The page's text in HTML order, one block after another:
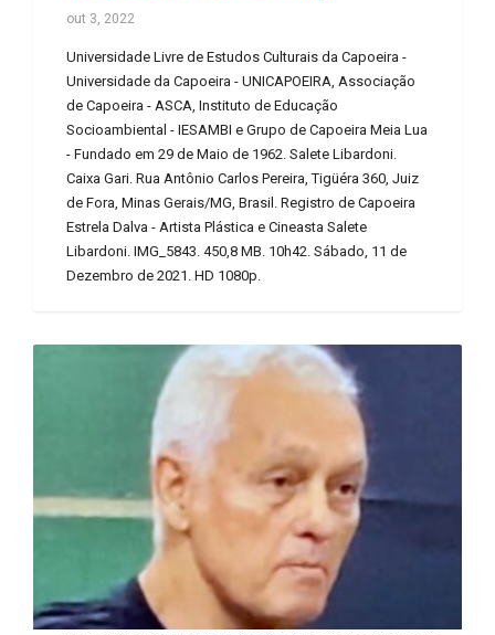
out 3, 2022
Universidade Livre de Estudos Culturais da Capoeira -
Universidade da Capoeira - UNICAPOEIRA, Associação
de Capoeira - ASCA, Instituto de Educação
Socioambiental - IESAMBI e Grupo de Capoeira Meia Lua
- Fundado em 29 de Maio de 1962. Salete Libardoni.
Caixa Gari. Rua Antônio Carlos Pereira, Tigüéra 360, Juiz
de Fora, Minas Gerais/MG, Brasil. Registro de Capoeira
Estrela Dalva - Artista Plástica e Cineasta Salete
Libardoni. IMG_5843. 450,8 MB. 10h42. Sábado, 11 de
Dezembro de 2021. HD 1080p.